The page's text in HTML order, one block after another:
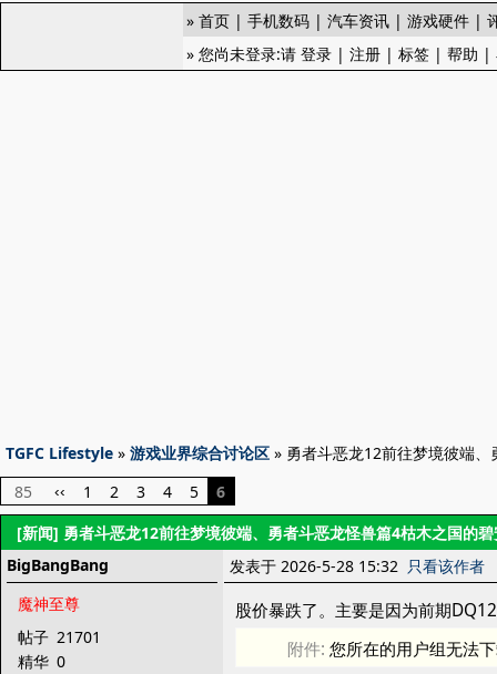
» 首页 | 手机数码 | 汽车资讯 | 游戏硬件 |
» 您尚未登录:请 登录 | 注册 | 标签 | 帮助 |
TGFC Lifestyle » 游戏业界综合讨论区 » 勇者斗恶龙12前往梦境彼端
85
‹‹ 1 2 3 4 5
6
[新闻] 勇者斗恶龙12前往梦境彼端、勇者斗恶龙怪兽篇4枯木之国的
BigBangBang
魔神至尊
帖子 21701
精华 0
发表于 2026-5-28 15:32 只看该作者
股价暴跌了。主要是因为前期
附件:您所在的用户组无法